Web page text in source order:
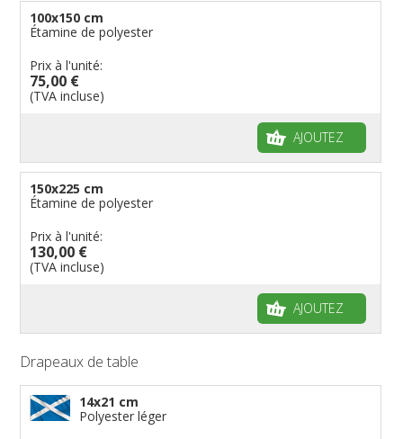
100x150 cm
Étamine de polyester
Prix à l'unité:
75,00 €
(TVA incluse)
AJOUTEZ
150x225 cm
Étamine de polyester
Prix à l'unité:
130,00 €
(TVA incluse)
AJOUTEZ
Drapeaux de table
14x21 cm
Polyester léger